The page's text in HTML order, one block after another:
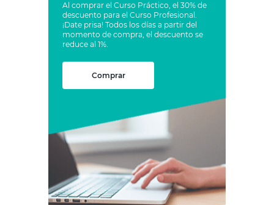
Al comprar el Curso Práctico, el 30% de
descuento para el Curso Profesional.
¡Date prisa! Todos los días a partir del
momento de compra, el descuento se
reduce al 1%.
Comprar